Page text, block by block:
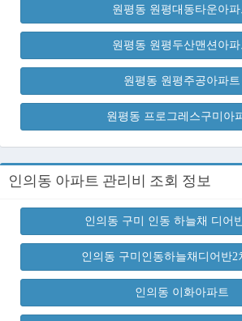
원평동 원평대동타운아파
원평동 원평두산맨션아파
원평동 원평주공아파트
원평동 프로그레스구미아
인의동 아파트 관리비 조회 정보
인의동 구미 인동 하늘채 디어
인의동 구미인동하늘채디어반2
인의동 이화아파트